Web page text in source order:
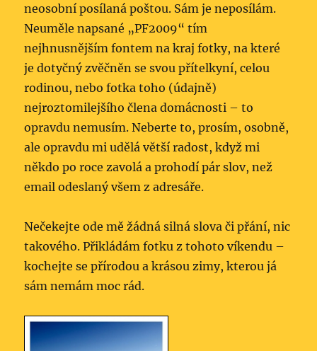
neosobní posílaná poštou. Sám je neposílám.
Neuměle napsané „PF2009“ tím
nejhnusnějším fontem na kraj fotky, na které
je dotyčný zvěčněn se svou přítelkyní, celou
rodinou, nebo fotka toho (údajně)
nejroztomilejšího člena domácnosti – to
opravdu nemusím. Neberte to, prosím, osobně,
ale opravdu mi udělá větší radost, když mi
někdo po roce zavolá a prohodí pár slov, než
email odeslaný všem z adresáře.
Nečekejte ode mě žádná silná slova či přání, nic
takového. Přikládám fotku z tohoto víkendu –
kochejte se přírodou a krásou zimy, kterou já
sám nemám moc rád.